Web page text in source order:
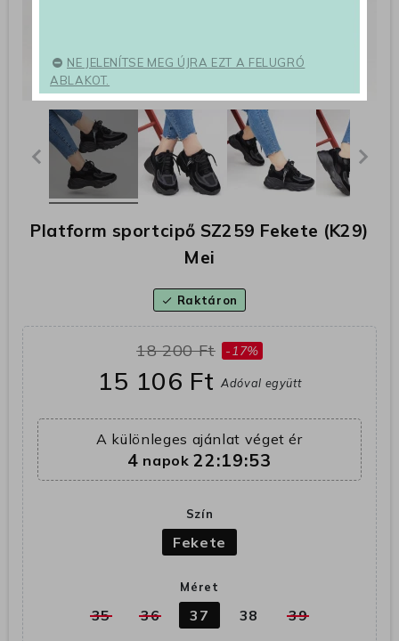
Platform sportcipő SZ259 Fekete (K29)
Mei
check Raktáron
18 200 Ft -17%
15 106 FtAdóval együtt
A különleges ajánlat véget ér
4 napok 22:19:53
Szín
Fekete
Méret
35 36 37 38 39
NE JELENÍTSE MEG ÚJRA EZT A FELUGRÓ
ABLAKOT.